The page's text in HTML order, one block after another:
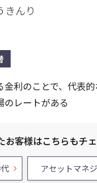
きんり
金利のことで、代表
のレートがある
お客様はこちらもチ
アセットマネ